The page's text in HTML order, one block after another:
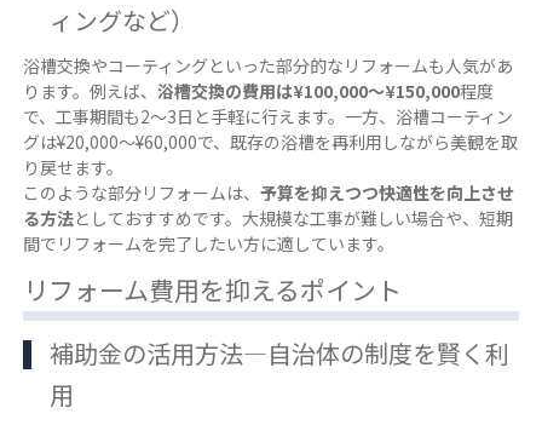
ィングなど）
浴槽交換やコーティングといった部分的なリフォームも人気があ
ります。例えば、 浴槽交換の費用は¥100,000～¥150,000程度
で、工事期間も2～3日と手軽に行えます。一方、浴槽コーティン
グは¥20,000～¥60,000で、既存の浴槽を再利用しながら美観を取
り戻せます。
このような部分リフォームは、 予算を抑えつつ快適性を向上させ
る方法としておすすめです。大規模な工事が難しい場合や、短期
間でリフォームを完了したい方に適しています。
リフォーム費用を抑えるポイント
補助金の活用方法―自治体の制度を賢く利
用